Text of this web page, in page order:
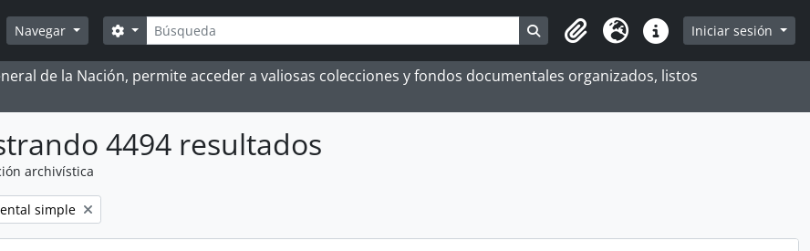
Navegar Búsqueda
Search options Search in browse page
Portapapeles
Idioma Enlaces rápidos
Iniciar sesión
de la Nación, permite acceder a valiosas colecciones y fondos documentales organizados, listos
4494 resultados
archivística
simple